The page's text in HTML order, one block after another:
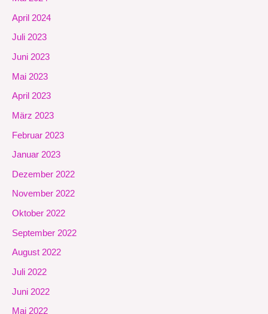
April 2024
Juli 2023
Juni 2023
Mai 2023
April 2023
März 2023
Februar 2023
Januar 2023
Dezember 2022
November 2022
Oktober 2022
September 2022
August 2022
Juli 2022
Juni 2022
Mai 2022